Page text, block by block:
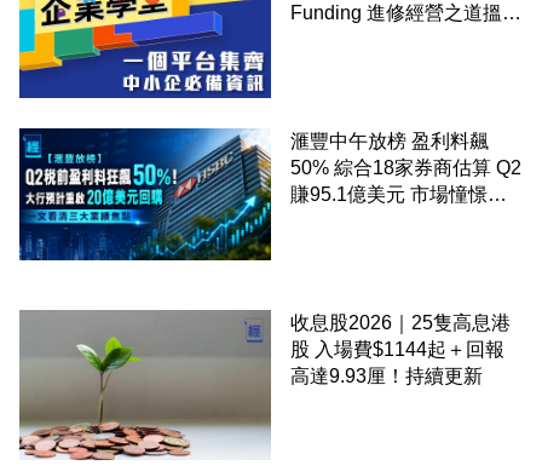
Funding 進修經營之道搵大
滙豐中午放榜 盈利料飆
50% 綜合18家券商估算 Q2
賺95.1億美元 市場憧憬重
收息股2026｜25隻高息港
股 入場費$1144起＋回報
高達9.93厘！持續更新